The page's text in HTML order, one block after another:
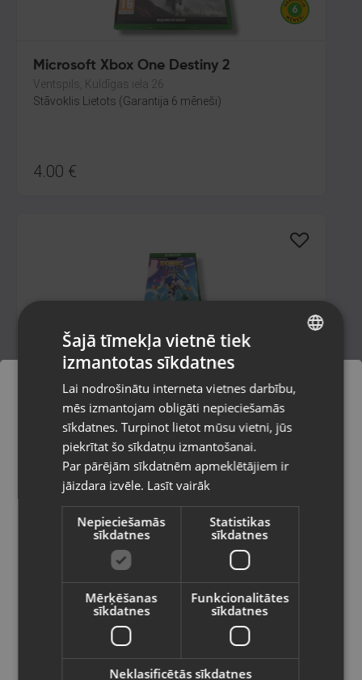
Microsoft Xbox One Destiny 2
Ventspils, Kuldīgas iela 26
Stāvoklis Lietots (Garantija 6 mēneši)
4.00 €
Spēļu konsoles un piederumi Spēļu disks
Microsoft Xbox One
Valmiera, Cēsu iela 11
Stāvoklis Lietots (Garantija 6 mēneši)
9.00€
Microsoft Xbox One Battlefield 1
Pasūtījumi tiks piegādāti uz
izvēlēto valsti
Vietnes saturs būs attēlots izvēlētajā
valodā
Valsts
Latviešu / Latvian
RUSSIAN
Šajā tīmekļa vietnē tiek
izmantotas sīkdatnes
Lai nodrošinātu interneta vietnes darbību,
mēs izmantojam obligāti nepieciešamās
sīkdatnes. Turpinot lietot mūsu vietni, jūs
piekrītat šo sīkdatņu izmantošanai.
Par pārējām sīkdatnēm apmeklētājiem ir
jāizdara izvēle. Lasīt vairāk
Nepieciešamās
sīkdatnes
Statistikas
sīkdatnes
Mērķēšanas
sīkdatnes
Funkcionalitātes
sīkdatnes
Neklasificētās sīkdatnes